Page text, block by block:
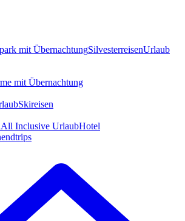
mit ÜbernachtungSilvesterreisenUrlaub
mit Übernachtung
Skireisen
All Inclusive UrlaubHotel